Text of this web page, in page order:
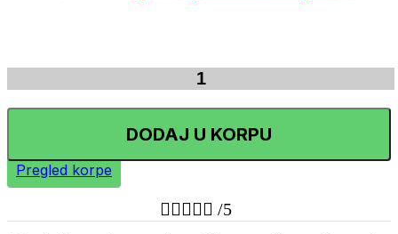
DODAJ U KORPU
Pregled korpe
 /5